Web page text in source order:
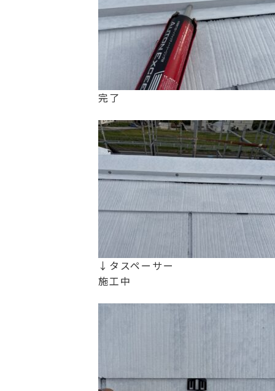
完了
↓タスペーサー
施工中